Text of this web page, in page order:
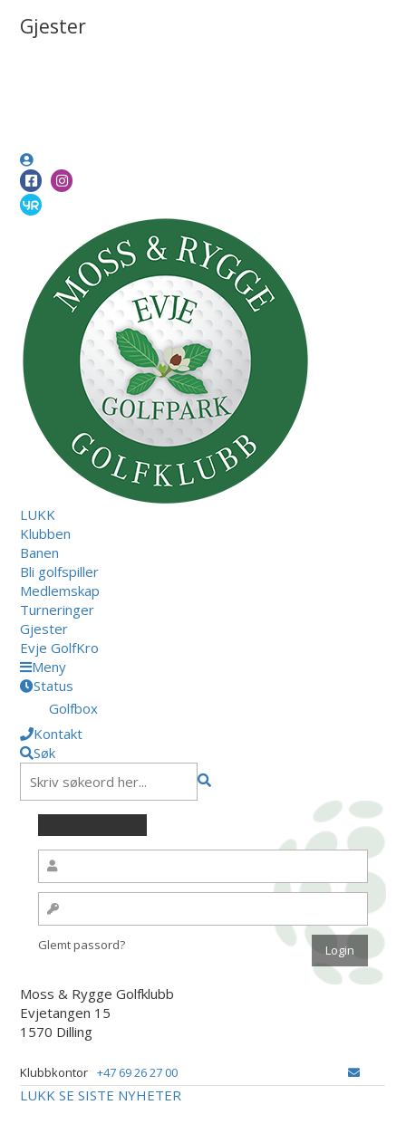
Gjester
LUKK
Klubben
Banen
Bli golfspiller
Medlemskap
Turneringer
Gjester
Evje GolfKro
Meny
Status
Golfbox
Kontakt
Søk
Glemt passord?
Moss & Rygge Golfklubb
Evjetangen 15
1570 Dilling
Klubbkontor +47 69 26 27 00
LUKK SE SISTE NYHETER